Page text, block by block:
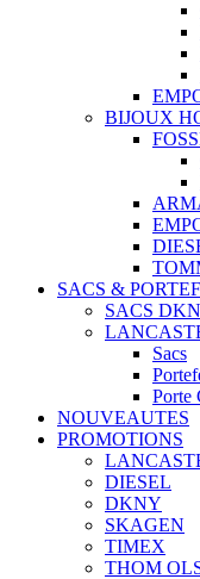
BIJOUX
SACS &
SACS
Sacs
Porte
NOUVEAUTES
PROMOTIONS
DIESEL
DKNY
SKAGEN
TIMEX
THOM